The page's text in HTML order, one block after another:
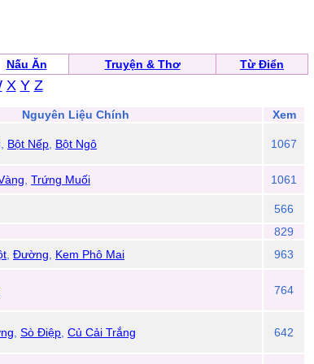
Nấu Ăn Truyện & Thơ Từ Điển
X Y Z
Nguyên Liệu Chính
Xem
Bột Nếp Bột Ngô 1067
Trứng Muối
1061
566
829
Đường Kem Phô Mai
963
764
Sò Điệp Củ Cải Trắng 642